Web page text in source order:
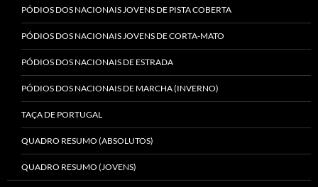
PÓDIOS DOS NACIONAIS JOVENS DE PISTA COBERTA
PÓDIOS DOS NACIONAIS JOVENS DE CORTA-MATO
PÓDIOS DOS NACIONAIS DE ESTRADA
PÓDIOS DOS NACIONAIS DE MARCHA (INVERNO)
TAÇA DE PORTUGAL
QUADRO RESUMO (ABSOLUTOS)
QUADRO RESUMO (JOVENS)